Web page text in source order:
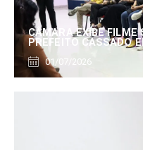
CÂMARA EXIBE FILME
PREFEITO CASSADO
01/07/2026